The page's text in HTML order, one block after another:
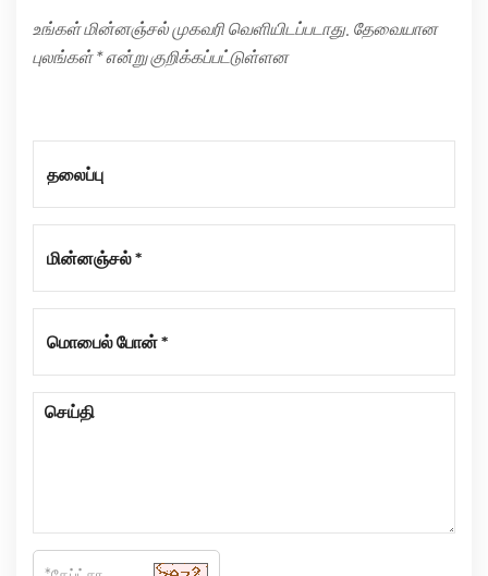
உங்கள் மின்னஞ்சல் முகவரி வெளியிடப்படாது. தேவையான
புலங்கள் * என்று குறிக்கப்பட்டுள்ளன